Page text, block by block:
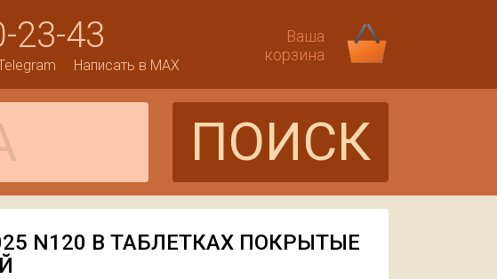
23-43
Написать в MAX
Ваша
корзина
ПОИСК
N120 В ТАБЛЕТКАХ ПОКРЫТЫЕ